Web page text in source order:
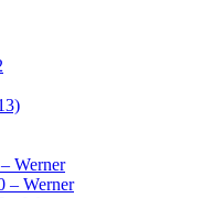
Werner
– Werner